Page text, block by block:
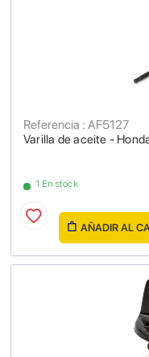
Varilla de aceite -
Referencia : AF5127
1 En stock
AÑADIR AL